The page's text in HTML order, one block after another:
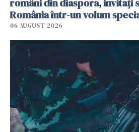
români din diaspora, invitați
România într-un volum
06 AUGUST 2026